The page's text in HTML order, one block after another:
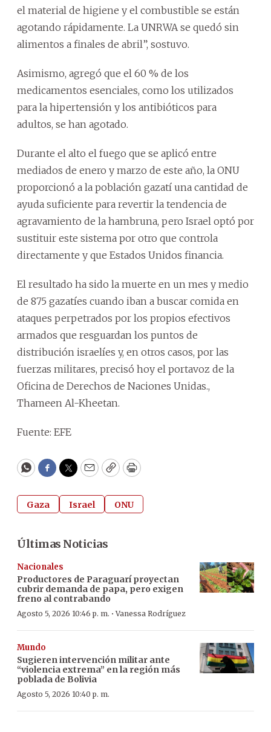
el material de higiene y el combustible se están
agotando rápidamente. La UNRWA se quedó sin
alimentos a finales de abril”, sostuvo.
Asimismo, agregó que el 60 % de los
medicamentos esenciales, como los utilizados
para la hipertensión y los antibióticos para
adultos, se han agotado.
Durante el alto el fuego que se aplicó entre
mediados de enero y marzo de este año, la ONU
proporcionó a la población gazatí una cantidad de
ayuda suficiente para revertir la tendencia de
agravamiento de la hambruna, pero Israel optó por
sustituir este sistema por otro que controla
directamente y que Estados Unidos financia.
El resultado ha sido la muerte en un mes y medio
de 875 gazatíes cuando iban a buscar comida en
ataques perpetrados por los propios efectivos
armados que resguardan los puntos de
distribución israelíes y, en otros casos, por las
fuerzas militares, precisó hoy el portavoz de la
Oficina de Derechos de Naciones Unidas.,
Thameen Al-Kheetan.
Fuente: EFE
WhatsApp
Facebook
Twitter
EmailCopyPrint
Gaza Israel ONU
Últimas Noticias
Nacionales
Productores de Paraguarí proyectan
cubrir demanda de papa, pero exigen
freno al contrabando
Agosto 5, 2026 10:46 p. m. ·Vanessa Rodríguez
Mundo
Sugieren intervención militar ante
“violencia extrema” en la región más
poblada de Bolivia
Agosto 5, 2026 10:40 p. m.